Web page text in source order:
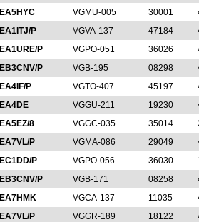
EA5HYC
VGMU-005 30001
EA1ITJ/P
VGVA-137 47184
EA1URE/P
VGPO-051 36026
EB3CNV/P
VGB-195 08298
EA4IF/P
VGTO-407 45197
EA4DE
VGGU-211 19230
EA5EZ/8
VGGC-035 35014
EA7VL/P
VGMA-086 29049
EC1DD/P
VGPO-056 36030
EB3CNV/P
VGB-171 08258
EA7HMK
VGCA-137 11035
EA7VL/P
VGGR-189 18122